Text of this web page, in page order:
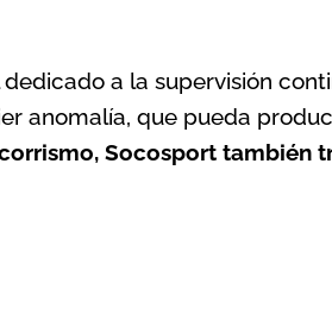
a la supervisión
anomalía, que pueda
Socosport también